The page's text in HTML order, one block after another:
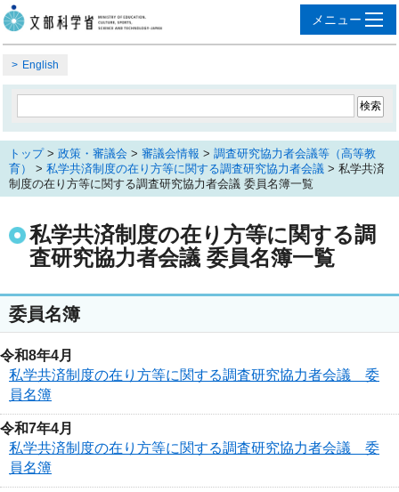
English
トップ> 政策・審議会 > 審議会情報 > 調査研究協力者会議等（高等教
育）
> 私学共済制度の在り方等に関する調査研究協力者会議 > 私学共済
制度の在り方等に関する調査研究協力者会議 委員名簿一覧
私学共済制度の在り方等に関する調
査研究協力者会議 委員名簿一覧
委員名簿
令和8年4月
私学共済制度の在り方等に関する調査研究協力者会議 委
員名簿
令和7年4月
私学共済制度の在り方等に関する調査研究協力者会議 委
員名簿